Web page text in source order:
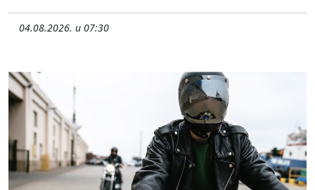
04.08.2026. u 07:30